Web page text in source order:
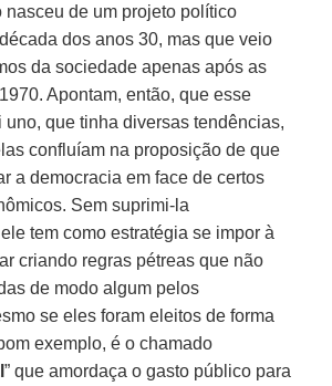
nasceu de um projeto político
dos anos 30, mas que veio
da sociedade apenas após as
Apontam, então, que esse
uno, que tinha diversas tendências,
confluíam na proposição de que
a democracia em face de certos
Sem suprimi-la
tem como estratégia se impor à
criando regras pétreas que não
de modo algum pelos
se eles foram eleitos de forma
exemplo, é o chamado
” que amordaça o gasto público para